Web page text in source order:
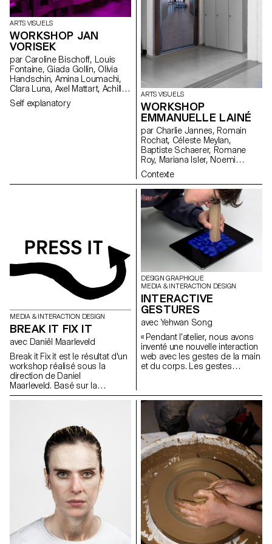
ARTS VISUELS
WORKSHOP JAN
VORISEK
par Caroline Bischoff, Louis
Fontaine, Giada Gollin, Olivia
Handschin, Amina Loumachi,
Clara Luna, Axel Mattart, Achille
Meier, Charlie Schär, Jamie
Soria, Nayla Younes, Mayalène
Self explanatory
ARTS VISUELS
WORKSHOP
EMMANUELLE LAINÉ
par Charlie Jannes, Romain
Rochat, Céleste Meylan,
Baptiste Schaerer, Romane
Roy, Mariana Isler, Noemi
Leneman, Anna Kawahara, Tom
Grbic, Julie Wuhrmann
Contexte
MEDIA & INTERACTION DESIGN
BREAK IT FIX IT
avec Daniël Maarleveld
Break it Fix it est le résultat d'un
workshop réalisé sous la
direction de Daniel
Maarleveld. Basé sur la
musique Technologic - Daft
musique afin de la valoriser
graphiquement. Le résultat est
à la fois: une série d'affiches, un
clip vidéo compilant les
différents systèmes
typographiques, ainsi qu'une
série de posters interactifs
basés sur les mêmes règles.
DESIGN GRAPHIQUE
MEDIA & INTERACTION DESIGN
INTERACTIVE
GESTURES
avec Yehwan Song
« Pendant l’atelier, nous avons
inventé une nouvelle interaction
web avec les gestes de la main
et du corps. Les gestes
été combinés avec l’écran
tactile du mobile, le capteur
gyroscopique, la caméra web
et les microphones, et ont créé
une nouvelle narration dans les
sites web à l’écran. Comme
nous utilisons des gestes
spécifiques pour exprimer
certains sentiments, nous
devons créer une interaction
web plus sophistiquée et
diversifiée. Cet atelier a été la
première étape de l’invention et
de l’exploration d’une
interaction diversifiée avec
l’utilisateur et d’une narration